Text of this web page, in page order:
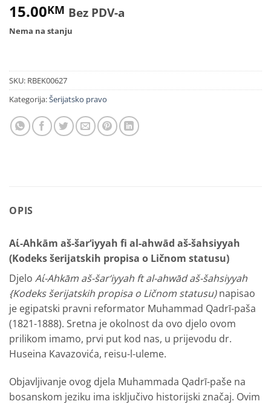
15.00KM Bez PDV-a
Nema na stanju
SKU: RBEK00627
Kategorija:Šerijatsko pravo
OPIS
Αί-Ahkām aš-šar‘iyyah fi al-ahwād aš-šahsiyyah
(Kodeks šerijatskih propisa o Ličnom statusu)
Djelo Αί-Ahkām aš-šar‘iyyah ft al-ahwād aš-šahsiyyah
{Kodeks šerijatskih propisa o Ličnom statusu)napisao
je egipatski prav­ni reformator Muhammad Qadrī-paša
(1821-1888). Sretna je okolnost da ovo djelo ovom
prilikom imamo, prvi put kod nas, u pri­jevodu dr.
Huseina Kavazovića, reisu-l-uleme.
Objavljivanje ovog djela Muhammada Qadrī-paše na
bosanskom jeziku ima isključivo historijski značaj. Ovim